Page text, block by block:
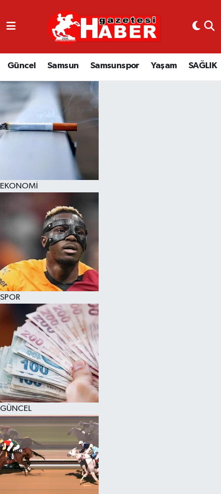
Güncel Samsun Samsunspor Yaşam SAĞLIK
EKONOMİ
SPOR
GÜNCEL
GÜNCEL
SAMSUN
SAMSUNSPOR
EKONOMİ
YAŞAM